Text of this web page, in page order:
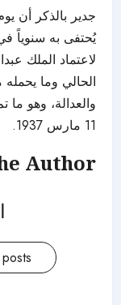
جدير بالذكر أن
لاعتماد الملك
الحالي وما يحمله
11 مارس 1937.
Author